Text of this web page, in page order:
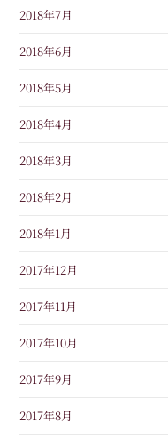
2018年7月
2018年6月
2018年5月
2018年4月
2018年3月
2018年2月
2018年1月
2017年12月
2017年11月
2017年10月
2017年9月
2017年8月